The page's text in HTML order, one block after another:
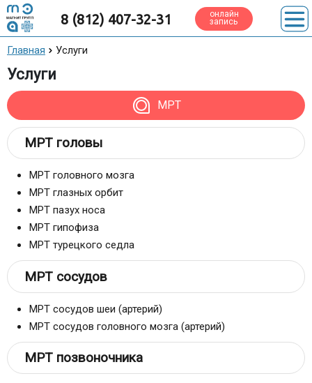
8 (812) 407-32-31 онлайн
запись
Главная Услуги
Услуги
МРТ
МРТ головы
МРТ головного мозга
МРТ глазных орбит
МРТ пазух носа
МРТ гипофиза
МРТ турецкого седла
МРТ сосудов
МРТ сосудов шеи (артерий)
МРТ сосудов головного мозга (артерий)
МРТ позвоночника